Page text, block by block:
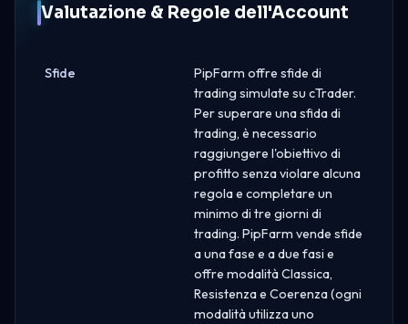
Valutazione & Regole dell'Account
Sfide
PipFarm offre sfide di
trading simulate su cTrader.
Per superare una sfida di
trading, è necessario
raggiungere l'obiettivo di
profitto senza violare alcuna
regola e completare un
minimo di tre giorni di
trading. PipFarm vende sfide
a una fase e a due fasi e
offre modalità Classica,
Resistenza e Coerenza (ogni
modalità utilizza uno